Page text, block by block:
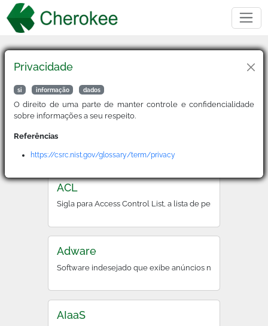
2FA
Sigla para Two-Factor Authentication, é um método de
ACL
Sigla para Access Control List, a lista de permissões que
Adware
Software indesejado que exibe anúncios no dispositivo
AIaaS
Privacidade
si informação dados
O direito de uma parte de manter controle e confidencialidade
sobre informações a seu respeito.
Referências
https://csrc.nist.gov/glossary/term/privacy